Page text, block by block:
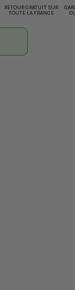
RETOUR GRATUIT SUR
TOUTE LA FRANCE